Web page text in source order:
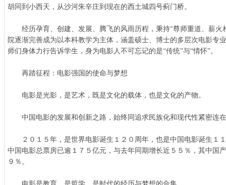
胡同到小西天，从沙河朱辛庄到现在的西土城四号蓟门桥。
经历孕育、创建、发展、腾飞的风雨历程，秉持“尊师重道、薪火
院逐渐完善成为以本科教学为主体，涵盖硕士、博士的多层次电影专
师们身体力行告诉学生，身为电影人不可忘记的是“传统”与“情怀”。
再踏征程：电影强国的使命与梦想
电影是光影，是艺术，既是文化的载体，也是文化的产物。
中国电影的发展和创新之路，始终同追求民族化和现代性紧密连
２０１５年，是世界电影诞生１２０周年，也是中国电影诞生１
中国电影总票房已逾１７５亿元，与去年同期增长近５５％，其中国
９％。